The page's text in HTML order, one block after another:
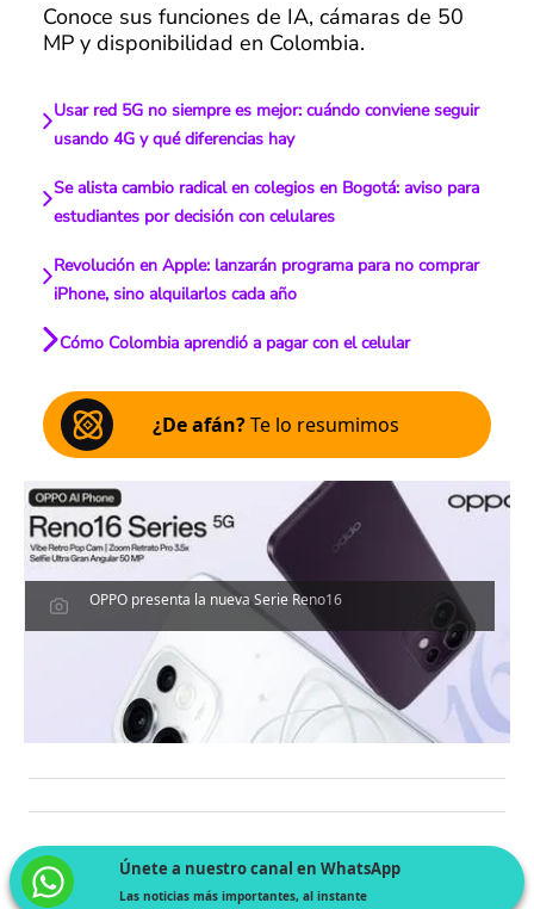
Conoce sus funciones de IA, cámaras de 50
MP y disponibilidad en Colombia.
Usar red 5G no siempre es mejor: cuándo conviene seguir
usando 4G y qué diferencias hay
Se alista cambio radical en colegios en Bogotá: aviso para
estudiantes por decisión con celulares
Revolución en Apple: lanzarán programa para no comprar
iPhone, sino alquilarlos cada año
Cómo Colombia aprendió a pagar con el celular
¿De afán?Te lo resumimos
OPPO presenta la nueva Serie Reno16
Únete a nuestro canal en WhatsApp
Las noticias más importantes, al instante